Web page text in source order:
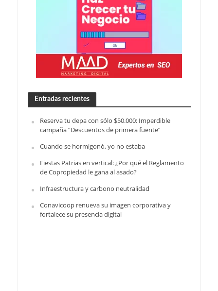
Entradas recientes
Reserva tu depa con sólo $50.000: Imperdible
campaña “Descuentos de primera fuente”
Cuando se hormigonó, yo no estaba
Fiestas Patrias en vertical: ¿Por qué el Reglamento
de Copropiedad le gana al asado?
Infraestructura y carbono neutralidad
Conavicoop renueva su imagen corporativa y
fortalece su presencia digital